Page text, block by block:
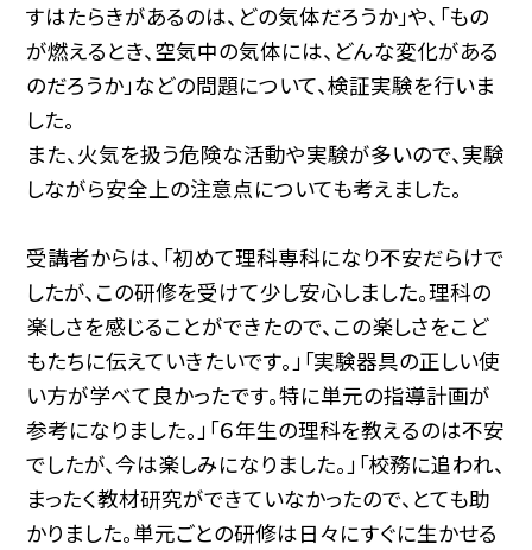
すはたらきがあるのは、どの気体だろうか」や、「もの
が燃えるとき、空気中の気体には、どんな変化がある
のだろうか」などの問題について、検証実験を行いま
した。
また、火気を扱う危険な活動や実験が多いので、実験
しながら安全上の注意点についても考えました。
受講者からは、「初めて理科専科になり不安だらけで
したが、この研修を受けて少し安心しました。理科の
楽しさを感じることができたので、この楽しさをこど
もたちに伝えていきたいです。」「実験器具の正しい使
い方が学べて良かったです。特に単元の指導計画が
参考になりました。」「６年生の理科を教えるのは不安
でしたが、今は楽しみになりました。」「校務に追われ、
まったく教材研究ができていなかったので、とても助
かりました。単元ごとの研修は日々にすぐに生かせる